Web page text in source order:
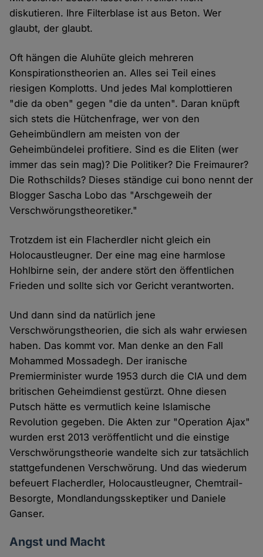
diskutieren. Ihre Filterblase ist aus Beton. Wer
glaubt, der glaubt.
Oft hängen die Aluhüte gleich mehreren
Konspirationstheorien an. Alles sei Teil eines
riesigen Komplotts. Und jedes Mal komplottieren
"die da oben" gegen "die da unten". Daran knüpft
sich stets die Hütchenfrage, wer von den
Geheimbündlern am meisten von der
Geheimbündelei profitiere. Sind es die Eliten (wer
immer das sein mag)? Die Politiker? Die Freimaurer?
Die Rothschilds? Dieses ständige cui bono nennt der
Blogger Sascha Lobo das "Arschgeweih der
Verschwörungstheoretiker."
Trotzdem ist ein Flacherdler nicht gleich ein
Holocaustleugner. Der eine mag eine harmlose
Hohlbirne sein, der andere stört den öffentlichen
Frieden und sollte sich vor Gericht verantworten.
Und dann sind da natürlich jene
Verschwörungstheorien, die sich als wahr erwiesen
haben. Das kommt vor. Man denke an den Fall
Mohammed Mossadegh. Der iranische
Premierminister wurde 1953 durch die CIA und dem
britischen Geheimdienst gestürzt. Ohne diesen
Putsch hätte es vermutlich keine Islamische
Revolution gegeben. Die Akten zur "Operation Ajax"
wurden erst 2013 veröffentlicht und die einstige
Verschwörungstheorie wandelte sich zur tatsächlich
stattgefundenen Verschwörung. Und das wiederum
befeuert Flacherdler, Holocaustleugner, Chemtrail-
Besorgte, Mondlandungsskeptiker und Daniele
Ganser.
Angst und Macht